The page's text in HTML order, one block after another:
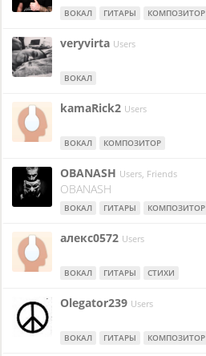
ВОКАЛ ГИТАРЫ КОМПОЗИТОР
veryvirta Users
ВОКАЛ
kamaRick2 Users
ВОКАЛ КОМПОЗИТОР
OBANASH Users, Friends
OBANASH
ВОКАЛ ГИТАРЫ КОМПОЗИТОР
алекс0572 Users
ВОКАЛ ГИТАРЫ СТИХИ
Olegator239 Users
ВОКАЛ ГИТАРЫ КОМПОЗИТОР